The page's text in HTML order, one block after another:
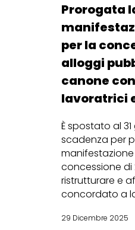
Prorogata
per la
alloggi
canone
lavoratrici
È spostato al
scadenza per
manifestazione
concessione
ristrutturare e
concordato a
29 Dicembre 2025